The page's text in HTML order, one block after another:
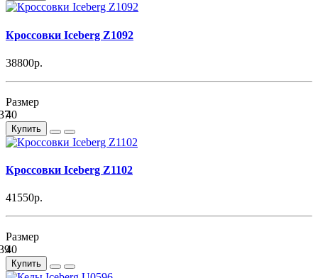
Кроссовки Iceberg Z1092
38800р.
Размер
40
Купить
Кроссовки Iceberg Z1102
41550р.
Размер
40
Купить